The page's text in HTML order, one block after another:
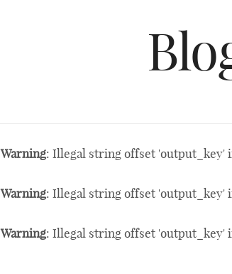
Warning: Illegal string offset 'output_key'
Warning: Illegal string offset 'output_key'
Warning: Illegal string offset 'output_key'